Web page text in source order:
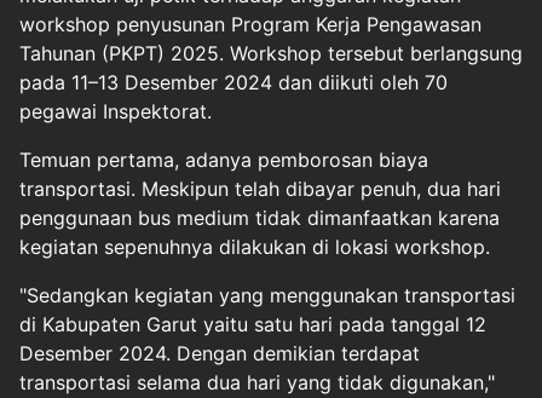
workshop penyusunan Program Kerja Pengawasan
Tahunan (PKPT) 2025. Workshop tersebut berlangsung
pada 11–13 Desember 2024 dan diikuti oleh 70
pegawai Inspektorat.
Temuan pertama, adanya pemborosan biaya
transportasi. Meskipun telah dibayar penuh, dua hari
penggunaan bus medium tidak dimanfaatkan karena
kegiatan sepenuhnya dilakukan di lokasi workshop.
"Sedangkan kegiatan yang menggunakan transportasi
di Kabupaten Garut yaitu satu hari pada tanggal 12
Desember 2024. Dengan demikian terdapat
transportasi selama dua hari yang tidak digunakan,"